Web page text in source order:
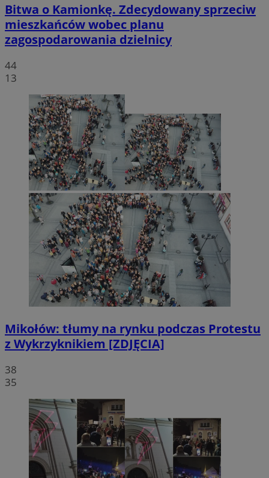
Bitwa o Kamionkę. Zdecydowany sprzeciw
mieszkańców wobec planu
zagospodarowania dzielnicy
44
13
Mikołów: tłumy na rynku podczas Protestu
z Wykrzyknikiem [ZDJĘCIA]
38
35